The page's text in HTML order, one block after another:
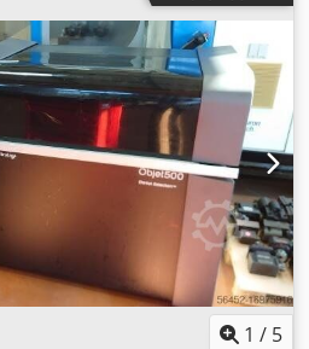
mm x 250 mm x 125 mm,
250 mm x 250 mm. Ακρίβεια:
διάστασης τεμαχίου.
στερεολιθογραφίας (SLA)
κατασκευής (Π x Β x Υ): 250 x
Υψηλότερη ακρίβεια και
παροχής υλικού (MDM). Χρήση
ανά στρώμα - κανένας
ή λεπτομέρειας
σχεδίαση γραμμών σε Χ και Υ
Κορυφαίο λογισμικό 3D
και την παραγωγή αρχείων.
και άμεση εξυπηρέτηση
1 / 5